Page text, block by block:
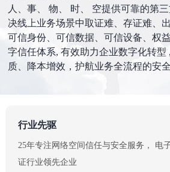
人、事、 物、 时、 空提供可靠的第
决线上业务场景中取证难、存证难、
可信身份、可信数据、可信设备、权
字信任体系, 有效助力企业数字化转型
质、降本增效，护航业务全流程的安全
行业先驱
25年专注网络空间信任与安全服务， 电
证行业领先企业